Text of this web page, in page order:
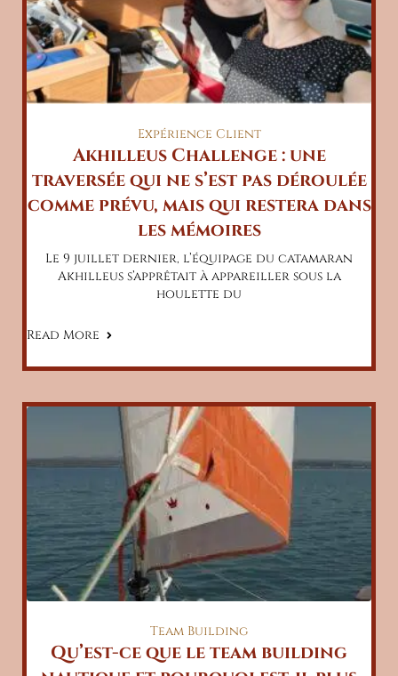
Expérience Client
Akhilleus Challenge : une
traversée qui ne s’est pas déroulée
comme prévu, mais qui restera dans
les mémoires
Le 9 juillet dernier, l’équipage du catamaran
Akhilleus s’apprêtait à appareiller sous la
houlette du
Read More
Team Building
Qu’est-ce que le team building